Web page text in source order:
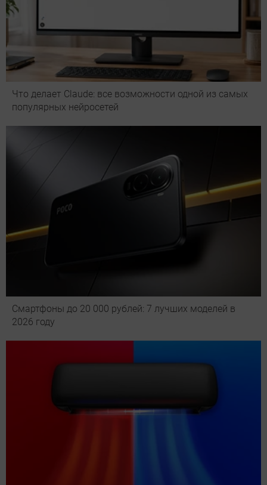
Что делает Сlaude: все возможности одной из самых
популярных нейросетей
Смартфоны до 20 000 рублей: 7 лучших моделей в
2026 году